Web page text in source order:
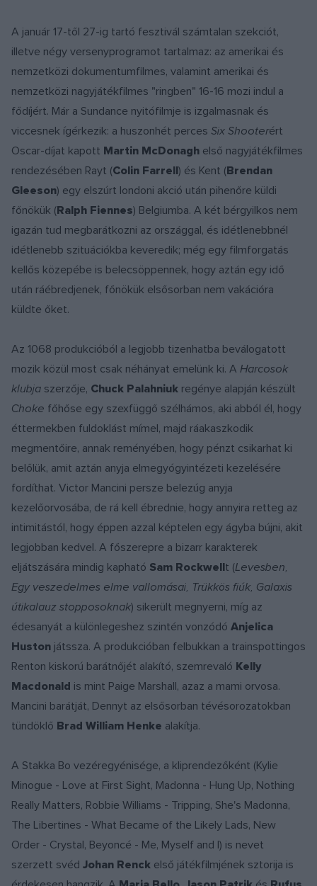
A január 17-től 27-ig tartó fesztivál számtalan szekciót,
illetve négy versenyprogramot tartalmaz: az amerikai és
nemzetközi dokumentumfilmes, valamint amerikai és
nemzetközi nagyjátékfilmes "ringben" 16-16 mozi indul a
fődíjért. Már a Sundance nyitófilmje is izgalmasnak és
viccesnek ígérkezik: a huszonhét perces Six Shooterért
Oscar-díjat kapott Martin McDonagh első nagyjátékfilmes
rendezésében Rayt (Colin Farrell) és Kent (Brendan
Gleeson) egy elszúrt londoni akció után pihenőre küldi
főnökük (Ralph Fiennes) Belgiumba. A két bérgyilkos nem
igazán tud megbarátkozni az országgal, és idétlenebbnél
idétlenebb szituációkba keveredik; még egy filmforgatás
kellős közepébe is belecsöppennek, hogy aztán egy idő
után ráébredjenek, főnökük elsősorban nem vakációra
küldte őket.
Az 1068 produkcióból a legjobb tizenhatba beválogatott
mozik közül most csak néhányat emelünk ki. A Harcosok
klubja szerzője, Chuck Palahniuk regénye alapján készült
Choke főhőse egy szexfüggő szélhámos, aki abból él, hogy
éttermekben fuldoklást mímel, majd ráakaszkodik
megmentőire, annak reményében, hogy pénzt csikarhat ki
belőlük, amit aztán anyja elmegyógyintézeti kezelésére
fordíthat. Victor Mancini persze belezúg anyja
kezelőorvosába, de rá kell ébrednie, hogy annyira retteg az
intimitástól, hogy éppen azzal képtelen egy ágyba bújni, akit
legjobban kedvel. A főszerepre a bizarr karakterek
eljátszására mindig kapható Sam Rockwellt (Levesben,
Egy veszedelmes elme vallomásai, Trükkös fiúk, Galaxis
útikalauz stopposoknak) sikerült megnyerni, míg az
édesanyát a különlegeshez szintén vonzódó Anjelica
Huston játssza. A produkcióban felbukkan a trainspottingos
Renton kiskorú barátnőjét alakító, szemrevaló Kelly
Macdonald is mint Paige Marshall, azaz a mami orvosa.
Mancini barátját, Dennyt az elsősorban tévésorozatokban
tündöklő Brad William Henke alakítja.
A Stakka Bo vezéregyénisége, a kliprendezőként (Kylie
Minogue - Love at First Sight, Madonna - Hung Up, Nothing
Really Matters, Robbie Williams - Tripping, She's Madonna,
The Libertines - What Became of the Likely Lads, New
Order - Crystal, Beyoncé - Me, Myself and I) is nevet
szerzett svéd Johan Renck első játékfilmjének sztorija is